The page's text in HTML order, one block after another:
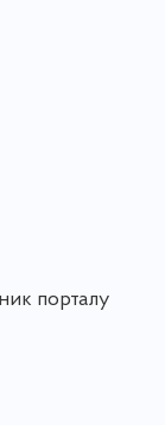
порталу